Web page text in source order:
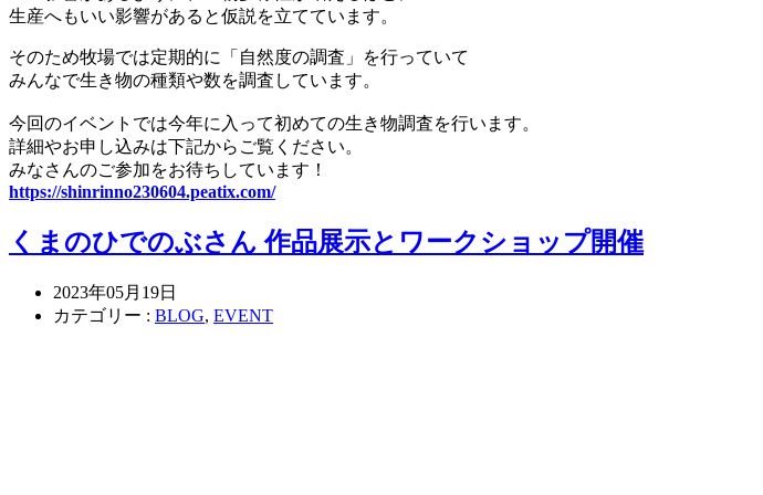
生産へもいい影響があると仮説を立てています。
そのため牧場では定期的に「自然度の調査」を行っていて
みんなで生き物の種類や数を調査しています。
今回のイベントでは今年に入って初めての生き物調査を行います。
詳細やお申し込みは下記からご覧ください。
みなさんのご参加をお待ちしています！
https://shinrinno230604.peatix.com/
くまのひでのぶさん 作品展示とワークショップ開催
2023年05月19日
カテゴリー : BLOG, EVENT